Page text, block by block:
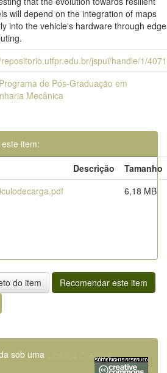
will depend on the integration of maps
into the vehicle's hardware through edge
jspui/handle/1/
de Pós-Graduação em
Mecânica
item:
Descrição
Tamanho
6,18 MB
do item
Recomendar este item
sob uma
Licença Creative